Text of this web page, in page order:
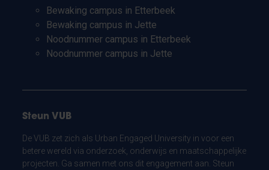
Bewaking campus in Etterbeek
Bewaking campus in Jette
Noodnummer campus in Etterbeek
Noodnummer campus in Jette
Steun VUB
De VUB zet zich als Urban Engaged University in voor een
betere wereld via onderzoek, onderwijs en maatschappelijke
projecten. Ga samen met ons dit engagement aan. Steun